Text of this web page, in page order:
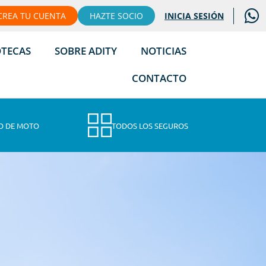
TU CUENTA HAZTE SOCIO INICIA SESIÓN
SOBRE ADITY
NOTICIAS
CONTACTO
DE MOTO TODOS LOS SEGUROS